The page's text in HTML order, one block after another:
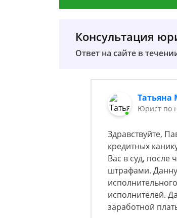
Консультация
Ответ на сайте в
Юрист по
Здравствуйте,
кредитных
Вас в суд, после
штрафами.
исполнителей.
заработной